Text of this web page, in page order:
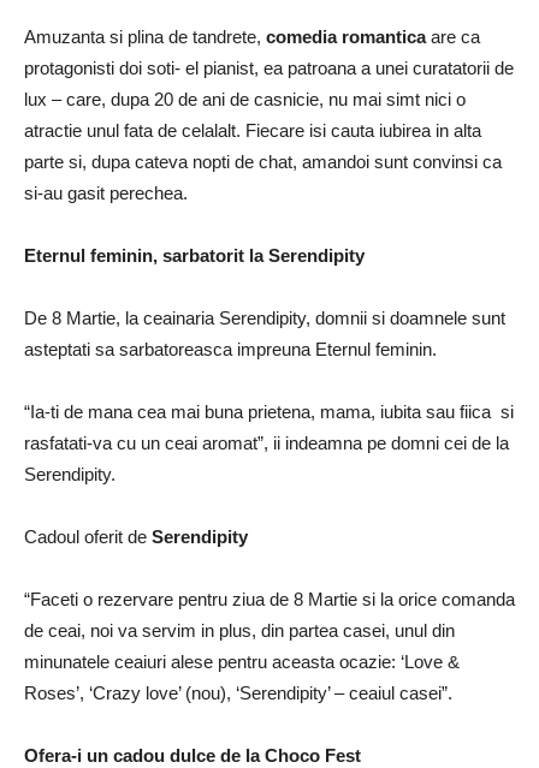
Amuzanta si plina de tandrete, comedia romanticaare ca
protagonisti doi soti- el pianist, ea patroana a unei curatatorii de
lux – care, dupa 20 de ani de casnicie, nu mai simt nici o
atractie unul fata de celalalt. Fiecare isi cauta iubirea in alta
parte si, dupa cateva nopti de chat, amandoi sunt convinsi ca
si-au gasit perechea.
Eternul feminin, sarbatorit la Serendipity
De 8 Martie, la ceainaria Serendipity, domnii si doamnele sunt
asteptati sa sarbatoreasca impreuna Eternul feminin.
“Ia-ti de mana cea mai buna prietena, mama, iubita sau fiica si
rasfatati-va cu un ceai aromat”, ii indeamna pe domni cei de la
Serendipity.
Cadoul oferit de Serendipity
“Faceti o rezervare pentru ziua de 8 Martie si la orice comanda
de ceai, noi va servim in plus, din partea casei, unul din
minunatele ceaiuri alese pentru aceasta ocazie: ‘Love &
Roses’, ‘Crazy love’ (nou), ‘Serendipity’ – ceaiul casei”.
Ofera-i un cadou dulce de la Choco Fest